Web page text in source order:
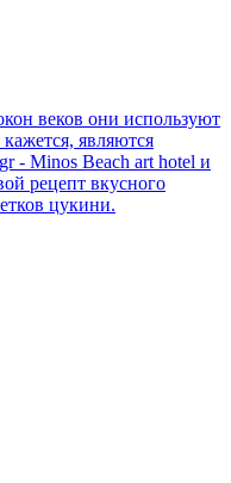
веков они используют
являются
- Minos Beach art hotel и
рецепт вкусного
цукини.